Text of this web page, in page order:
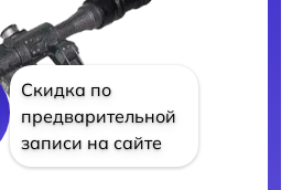
Скидка по
предварительной
записи на сайте